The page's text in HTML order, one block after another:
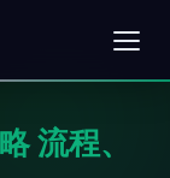
流程、